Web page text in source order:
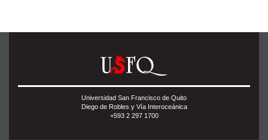
Universidad San Francisco de Quito
Diego de Robles y Vía Interoceánica
+593 2 297 1700